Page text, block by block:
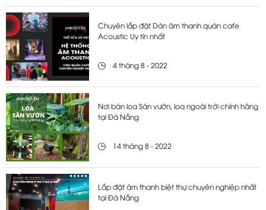
Chuyên lắp đặt Dàn âm thanh quán cafe
Acoustic Uy tín nhất
4 tháng 8 - 2022
Nơi bán loa Sân vườn, loa ngoài trời chính hãng
tại Đà Nẵng
14 tháng 8 - 2022
Lắp đặt âm thanh biệt thự chuyên nghiệp nhất
tại Đà Nẵng